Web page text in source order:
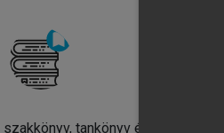
szakkönyv, tankönyv és